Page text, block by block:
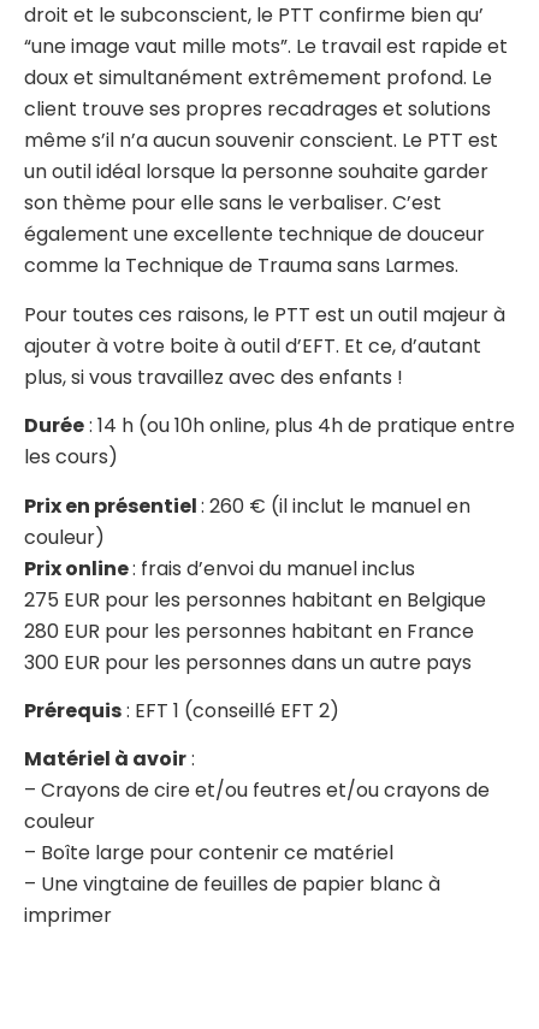
EFT
Picture Tapping Technique (PTT)
PTT de base
PTT – Pack pour les arts-thérapeutes
PTT avancé
Intention Tapping/IEP
Identity Healing (IH)
Psychogénéalogie
Analyse Transactionnelle (AT)
Autres Formations
droit et le subconscient, le PTT confirme bien qu’
“une image vaut mille mots”. Le travail est rapide et
doux et simultanément extrêmement profond. Le
client trouve ses propres recadrages et solutions
même s’il n’a aucun souvenir conscient. Le PTT est
un outil idéal lorsque la personne souhaite garder
son thème pour elle sans le verbaliser. C’est
également une excellente technique de douceur
comme la Technique de Trauma sans Larmes.
Pour toutes ces raisons, le PTT est un outil majeur à
ajouter à votre boite à outil d’EFT. Et ce, d’autant
plus, si vous travaillez avec des enfants !
Durée: 14 h (ou 10h online, plus 4h de pratique entre
les cours)
Prix en présentiel: 260 € (il inclut le manuel en
couleur)
Prix online: frais d’envoi du manuel inclus
275 EUR pour les personnes habitant en Belgique
280 EUR pour les personnes habitant en France
300 EUR pour les personnes dans un autre pays
Prérequis: EFT 1 (conseillé EFT 2)
Matériel à avoir:
– Crayons de cire et/ou feutres et/ou crayons de
couleur
– Boîte large pour contenir ce matériel
– Une vingtaine de feuilles de papier blanc à
imprimer